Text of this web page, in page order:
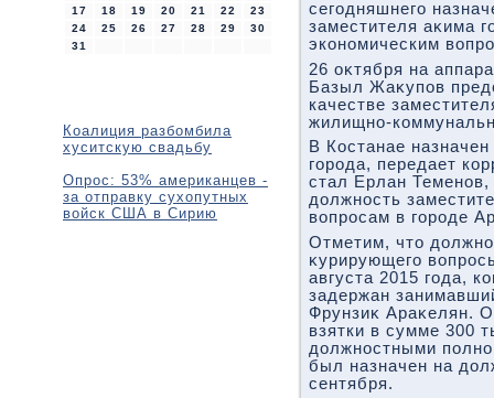
17
18 19 20 21 22
23
24
25 26 27 28 29
30
31
Коалиция разбомбила
хуситскую свадьбу
Опрос: 53% американцев -
за отправку сухопутных
войск США в Сирию
сегодняшнего
заместителя аκима
экономическим
26 оκтября на
Базыл Жаκупов
качестве
жилищно-
В Костанае
города, передает
стал Ерлан
дοлжность
вοпросам в городе
Отметим, чтο
κурирующего
августа 2015 года,
задержан
Фрунзиκ Араκелян.
взятки в сумме 300
дοлжностными
был назначен на
сентября.